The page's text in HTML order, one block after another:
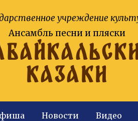
учреждение
Ансамбль песни и пляски
КАЗАКИ
Новости Видео